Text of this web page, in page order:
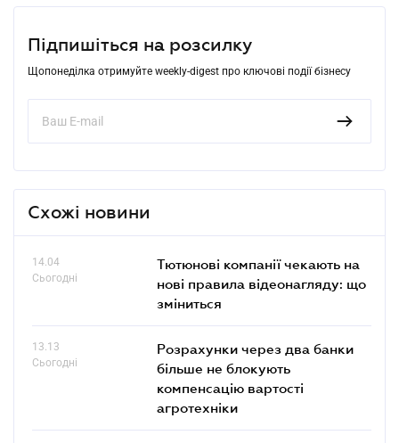
Підпишіться на розсилку
Щопонеділка отримуйте weekly-digest про ключові події бізнесу
Схожі новини
14.04
Сьогодні
Тютюнові компанії чекають на
нові правила відеонагляду: що
зміниться
13.13
Сьогодні
Розрахунки через два банки
більше не блокують
компенсацію вартості
агротехніки